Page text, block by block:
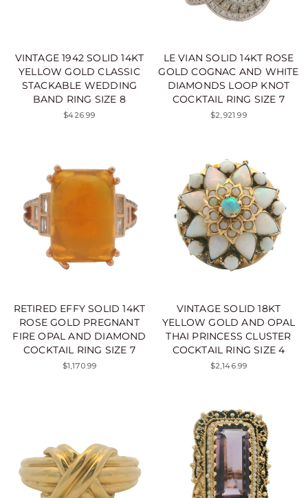
VINTAGE 1942 SOLID 14KT
YELLOW GOLD CLASSIC
STACKABLE WEDDING
BAND RING SIZE 8
$426.99
LE VIAN SOLID 14KT ROSE
GOLD COGNAC AND WHITE
DIAMONDS LOOP KNOT
COCKTAIL RING SIZE 7
$2,921.99
RETIRED EFFY SOLID 14KT
ROSE GOLD PREGNANT
FIRE OPAL AND DIAMOND
COCKTAIL RING SIZE 7
$1,170.99
VINTAGE SOLID 18KT
YELLOW GOLD AND OPAL
THAI PRINCESS CLUSTER
COCKTAIL RING SIZE 4
$2,146.99